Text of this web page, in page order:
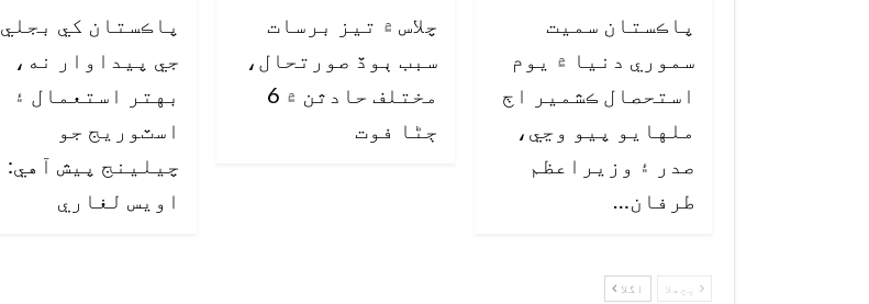
پاڪستان سميت
سموري دنيا ۾ يوم
استحصال ڪشمير اڄ
ملهايو پيو وڃي،
صدر ۽ وزيراعظم
طرفان…
چلاس ۾ تيز برسات
سبب ٻوڏ صورتحال،
مختلف حادثن ۾ 6
ڄڻا فوت
پاڪستان کي بجلي
جي پيداوار نه،
بهتر استعمال ۽
اسٽوريج جو
چيلينج پيش آهي:
اويس لغاري
پچھلا اگلا